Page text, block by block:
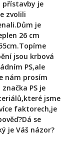
přístavby je
zvolili
je
26 cm
jsou krbová
PS,ale
nám prosím
PS je
jsme
faktorech,je
se
je Váš názor?